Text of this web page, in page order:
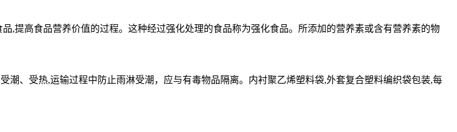
,提高食品营养价值的过程。这种经过强化处理的食品称为强化食品。所添加的营养素或含有营养素的物
潮、受热,运输过程中防止雨淋受潮，应与有毒物品隔离。内衬聚乙烯塑料袋,外套复合塑料编织袋包装,每